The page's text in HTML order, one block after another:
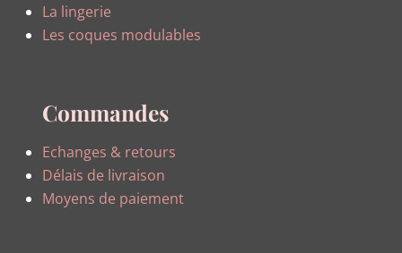
La lingerie
Les coques modulables
Commandes
Echanges & retours
Délais de livraison
Moyens de paiement